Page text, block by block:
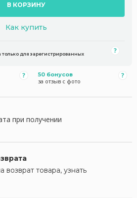
В КОРЗИНУ
Как купить
для зарегистрированных
50 бонусов
за отзыв с фото
при получении
товара, узнать